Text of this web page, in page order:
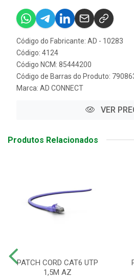
Código do Fabricante: AD - 10283
Código: 4124
Código NCM: 85444200
Código de Barras do Produto:
Marca: AD CONNECT
VER
Produtos Relacionados
PATCH CORD CAT6 UTP
1,5M AZ